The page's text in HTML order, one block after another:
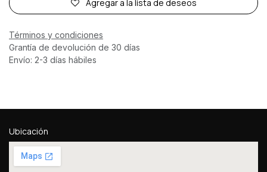
Agregar a la lista de deseos
Términos y condiciones
Grantía de devolución de 30 días
Envío: 2-3 días hábiles
Ubicación